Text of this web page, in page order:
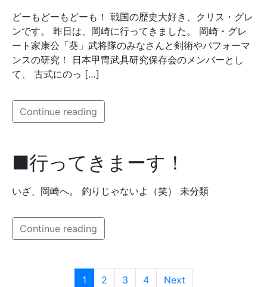
どーもどーもどーも！ 戦国の歴史大好き、クリス・グレ
ンです。 昨日は、岡崎に行ってきました。 岡崎・グレ
ート家康公「葵」武将隊のみなさんと剣術やパフォーマ
ンスの研究！ 日本甲冑武具研究保存会のメンバーとし
て、 古式にのっ […]
Continue reading
■行ってきまーす！
いざ、岡崎へ。 釣りじゃないよ（笑） 未分類
Continue reading
1 2 3 4 Next